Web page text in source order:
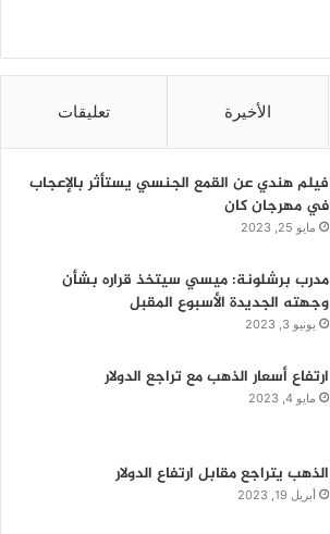
الأخيرة تعليقات
فيلم هندي عن القمع الجنسي يستأثر بالإعجاب
في مهرجان كان
مايو 25, 2023
مدرب برشلونة: ميسي سيتخذ قراره بشأن
وجهته الجديدة الأسبوع المقبل
يونيو 3, 2023
ارتفاع أسعار الذهب مع تراجع الدولار
مايو 4, 2023
الذهب يتراجع مقابل ارتفاع الدولار
أبريل 19, 2023